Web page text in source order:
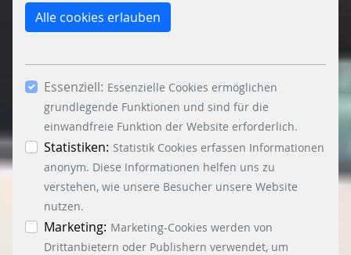
essenzielle Cookies erlauben“ lehnen Sie die
Verwendung anderer als der essenziell
Häkchen bei „Statistiken“ und „Marketing“ sowie
dem Button „Auswahl erlauben“, willigen Sie in
die Verwendung weiterer Cookies ein. Über den
Button „Accept all Cookies“ werden alle
Essenzielle-, Marketing- und Statistik-Cookies
akzeptiert. In der Datenschutzinformation
können Sie zu den einzelnen Cookies
differenzierte Informationen erhalten. Sie können
Ihre Einwilligung jederzeit widerrufen, indem Sie
auf den Button "Cookie Einstellungen" unten links
Alle cookies erlauben
Essenziell: Essenzielle Cookies ermöglichen
grundlegende Funktionen und sind für die
einwandfreie Funktion der Website erforderlich.
Statistiken: Statistik Cookies erfassen Informationen
anonym. Diese Informationen helfen uns zu
verstehen, wie unsere Besucher unsere Website
nutzen.
Marketing: Marketing-Cookies werden von
Drittanbietern oder Publishern verwendet, um